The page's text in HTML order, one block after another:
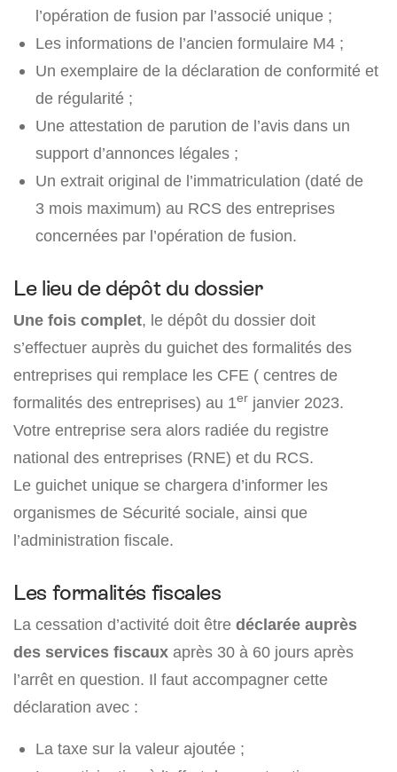
l’opération de fusion par l’associé unique ;
Les informations de l’ancien formulaire M4 ;
Un exemplaire de la déclaration de conformité et
de régularité ;
Une attestation de parution de l’avis dans un
support d’annonces légales ;
Un extrait original de l’immatriculation (daté de
3 mois maximum) au RCS des entreprises
concernées par l’opération de fusion.
Le lieu de dépôt du dossier
Une fois complet, le dépôt du dossier doit
s’effectuer auprès du guichet des formalités des
entreprises qui remplace les CFE ( centres de
formalités des entreprises) au 1er janvier 2023.
Votre entreprise sera alors radiée du registre
national des entreprises (RNE) et du RCS.
Le guichet unique se chargera d’informer les
organismes de Sécurité sociale, ainsi que
l’administration fiscale.
Les formalités fiscales
La cessation d’activité doit être déclarée auprès
des services fiscaux après 30 à 60 jours après
l’arrêt en question. Il faut accompagner cette
déclaration avec :
La taxe sur la valeur ajoutée ;